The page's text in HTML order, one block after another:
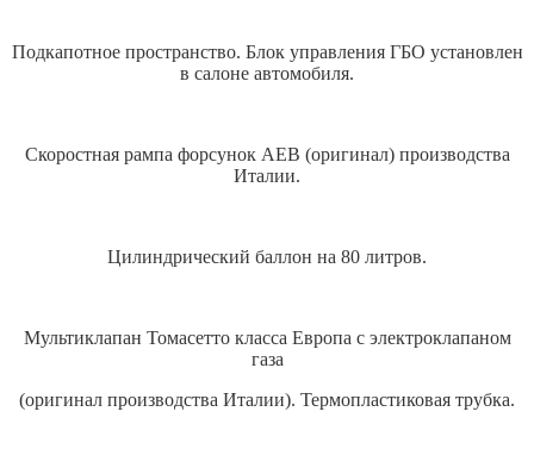
Подкапотное пространство. Блок управления ГБО установлен
в салоне автомобиля.
Скоростная рампа форсунок AEB (оригинал) производства
Италии.
Цилиндрический баллон на 80 литров.
Мультиклапан Томасетто класса Европа с электроклапаном
газа
(оригинал производства Италии). Термопластиковая трубка.